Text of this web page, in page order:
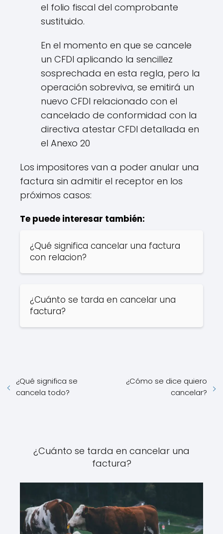
el folio fiscal del comprobante
sustituido.
En el momento en que se cancele
un CFDI aplicando la sencillez
sosprechada en esta regla, pero la
operación sobreviva, se emitirá un
nuevo CFDI relacionado con el
cancelado de conformidad con la
directiva atestar CFDI detallada en
el Anexo 20
Los impositores van a poder anular una
factura sin admitir el receptor en los
próximos casos:
Te puede interesar también:
¿Qué significa cancelar una factura
con relacion?
¿Cuánto se tarda en cancelar una
factura?
¿Qué significa se
cancela todo?
¿Cómo se dice quiero
cancelar?
¿Cuánto se tarda en cancelar una
factura?